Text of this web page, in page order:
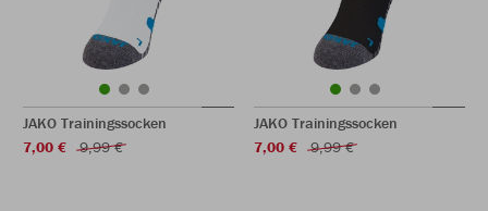
JAKO Trainingssocken
7,00 €
9,99 €
JAKO Trainingssocken
7,00 €
9,99 €